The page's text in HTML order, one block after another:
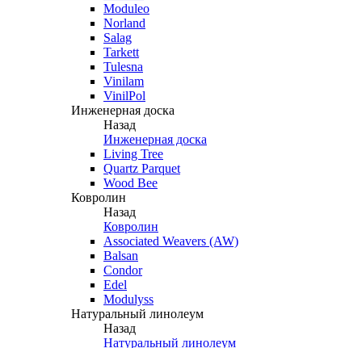
Moduleo
Norland
Salag
Tarkett
Tulesna
Vinilam
VinilPol
Инженерная доска
Назад
Инженерная доска
Living Tree
Quartz Parquet
Wood Bee
Ковролин
Назад
Ковролин
Associated Weavers (AW)
Balsan
Condor
Edel
Modulyss
Натуральный линолеум
Назад
Натуральный линолеум